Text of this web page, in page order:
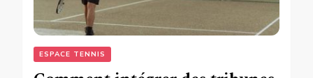
ESPACE TENNIS